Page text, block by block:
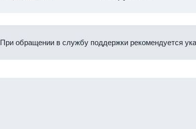
При обращении в службу поддержки рекомендуется